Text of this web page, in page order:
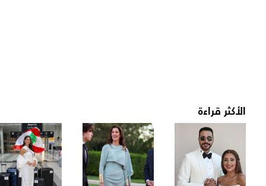
الأكثر قراءة